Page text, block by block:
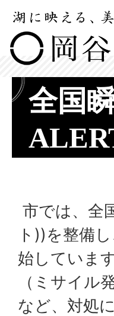
全国
市では、全
ト))を整備
始していま
（ミサイル
など、対処